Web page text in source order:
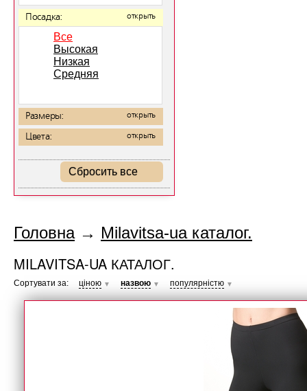
Посадка: открыть
Все
Высокая
Низкая
Средняя
Размеры: открыть
Цвета: открыть
Сбросить все
Головна→ Milavitsa-ua каталог.
MILAVITSA-UA КАТАЛОГ.
Сортувати за: ціною ▼ назвою ▼ популярністю ▼